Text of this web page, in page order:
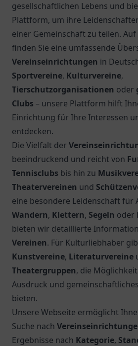
gesellschaftlichen Lebens und
Plattform, um ihre
einer Gemeinschaft zu teilen. Auf
finden Sie eine umfassende
Vereinseinrichtungen in
Sportvereine, Kulturvereine,
Tierschutzorganisationen oder
Clubs – unsere Plattform hilft
Einrichtung für Ihre Interessen
entdecken.
Die Vielfalt der
beeindruckend und reicht von
Tennisclubs bis hin zu
Theatervereinen und
eine besondere Leidenschaft für
Wandern, Klettern, Segeln oder
bieten wir detaillierte
Vereinen. Für Kulturliebhaber
Kunstvereine, Literaturvereine
Theatergruppen, die
Ausdruck und
bieten.
Unsere Webseite ermöglicht
Suche nach
Ergebnisse nach Kategorie,